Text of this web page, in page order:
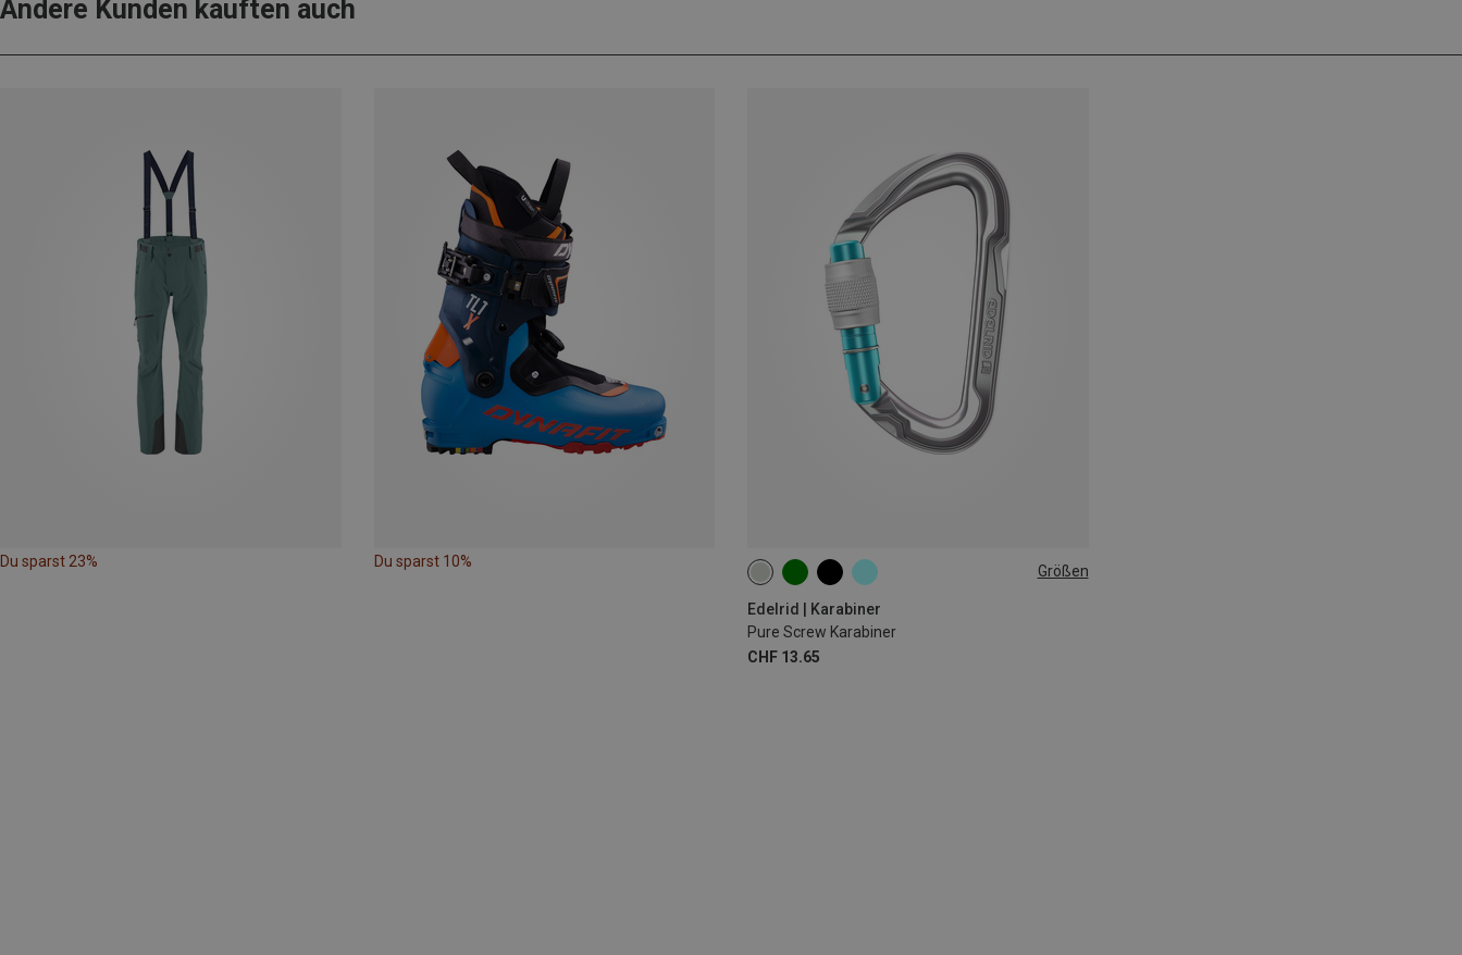
Andere Kunden kauften auch
Du sparst 23% Du sparst 10%
Größen
Edelrid | Karabiner
Pure Screw Karabiner
CHF 13.65
000